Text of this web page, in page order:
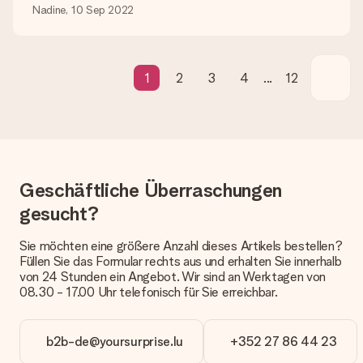
eine fristgerechte Lieferung durch unsere Lieferdienste
erfolgt.
Derzeit können wir (noch) keine verschiedenen Lieferoptionen
anbieten. Das Geschenk, das bestellt wird, wird als Paket oder
Päckchen versendet. Möchtest du wissen, ob es als Paket
Wie kann ich meine Bestellung bezahlen?
Wir bieten die folgenden Zahlungsoptionen an: Vorauskasse
mit normaler Überweisung, Sofortüberweisung, Paypal,
Kreditkarte oder auf Rechnung über Klarna. Bei einer
manuellen Überweisung verlängert sich die Lieferzeit des
Geschenks jedoch um 3 Werktage.
Geschenk empfangen
Was, wenn das Geschenk meine Erwartungen nicht
erfüllt?
Sollte das Geschenk wider Erwarten deine Erwartungen nicht
Nadine, 10 Sep 2022
1 2 3 4 ... 12
Geschäftliche Überraschungen
gesucht?
Sie möchten eine größere Anzahl dieses Artikels bestellen?
Füllen Sie das Formular rechts aus und erhalten Sie innerhalb
von 24 Stunden ein Angebot. Wir sind an Werktagen von
08.30 - 17.00 Uhr telefonisch für Sie erreichbar.
b2b-de@yoursurprise.lu +352 27 86 44 23